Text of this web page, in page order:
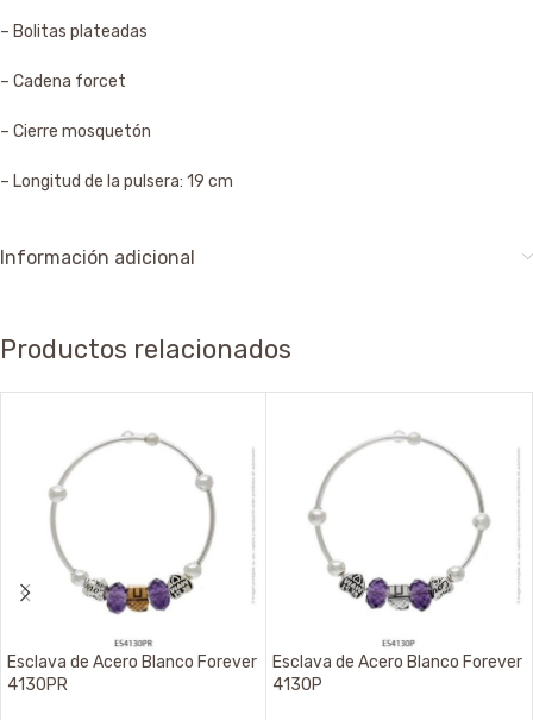
– Bolitas plateadas
– Cadena forcet
– Cierre mosquetón
– Longitud de la pulsera: 19 cm
Información adicional
Productos relacionados
Esclava de Acero Blanco Forever
4130PR
Esclava de Acero Blanco Forever
4130P